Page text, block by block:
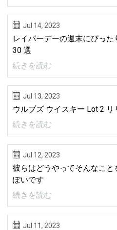
Jul 14, 2023
レイバーデーの週末にぴっ
30 選
続きを読む
Jul 13, 2023
ウルブズ ウイスキー Lot 2 リ
続きを読む
Jul 12, 2023
彼らはどうやってそんなこと
ぽいです
続きを読む
Jul 11, 2023